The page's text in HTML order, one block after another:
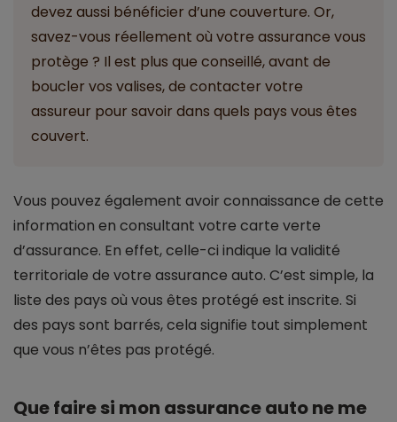
devez aussi bénéficier d’une couverture. Or,
savez-vous réellement où votre assurance vous
protège ? Il est plus que conseillé, avant de
boucler vos valises, de contacter votre
assureur pour savoir dans quels pays vous êtes
couvert.
Vous pouvez également avoir connaissance de cette
information en consultant votre carte verte
d’assurance. En effet, celle-ci indique la validité
territoriale de votre assurance auto. C’est simple, la
liste des pays où vous êtes protégé est inscrite. Si
des pays sont barrés, cela signifie tout simplement
que vous n’êtes pas protégé.
Que faire si mon assurance auto ne me